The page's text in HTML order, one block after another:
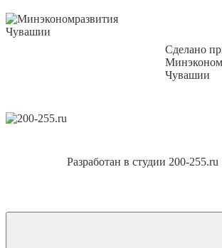
Сделано
Чувашии
Разработан в студии 200-255.ru